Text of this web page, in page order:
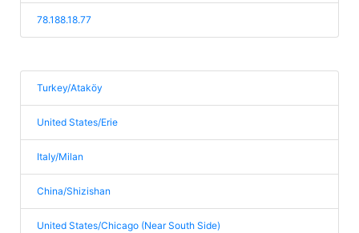
78.188.18.77
Turkey/Ataköy
United States/Erie
Italy/Milan
China/Shizishan
United States/Chicago (Near South Side)